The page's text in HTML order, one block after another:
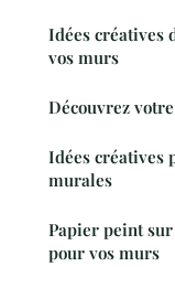
Idées créatives
vos murs
Découvrez
Idées créatives
murales
Papier peint
pour vos murs